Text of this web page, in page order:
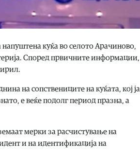
куќа во селото Арачиново,
Според првичните информации,
на сопствениците на куќата, кој ја
е веќе подолг период празна, а
мерки за расчистување на
и на идентификација на